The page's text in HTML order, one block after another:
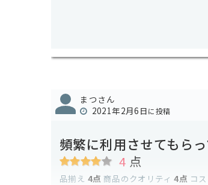
そこまで並んでいる時間帯でもなか
まつさん
2021年2月6日に投稿
頻繁に利用させてもら
4 点
品揃え 4点 商品のクオリティ 4点 コ